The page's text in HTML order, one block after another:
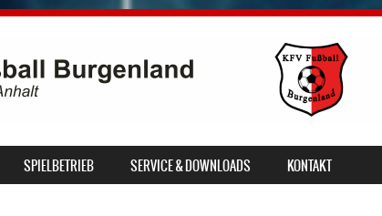
SPIELBETRIEB SERVICE & DOWNLOADS KONTAKT